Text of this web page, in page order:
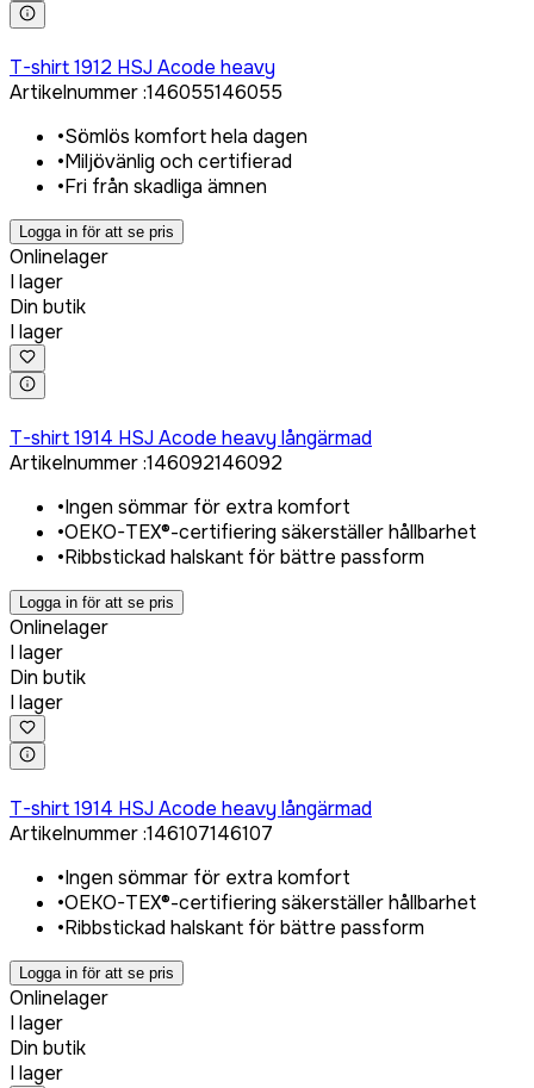
T-shirt 1912 HSJ Acode heavy
Artikelnummer:146055146055
•Sömlös komfort hela dagen
•Miljövänlig och certifierad
•Fri från skadliga ämnen
Logga in för att se pris
Onlinelager
I lager
Din butik
I lager
T-shirt 1914 HSJ Acode heavy långärmad
Artikelnummer:146092146092
•Ingen sömmar för extra komfort
•OEKO-TEX®-certifiering säkerställer hållbarhet
•Ribbstickad halskant för bättre passform
Logga in för att se pris
Onlinelager
I lager
Din butik
I lager
T-shirt 1914 HSJ Acode heavy långärmad
Artikelnummer:146107146107
•Ingen sömmar för extra komfort
•OEKO-TEX®-certifiering säkerställer hållbarhet
•Ribbstickad halskant för bättre passform
Logga in för att se pris
Onlinelager
I lager
Din butik
I lager